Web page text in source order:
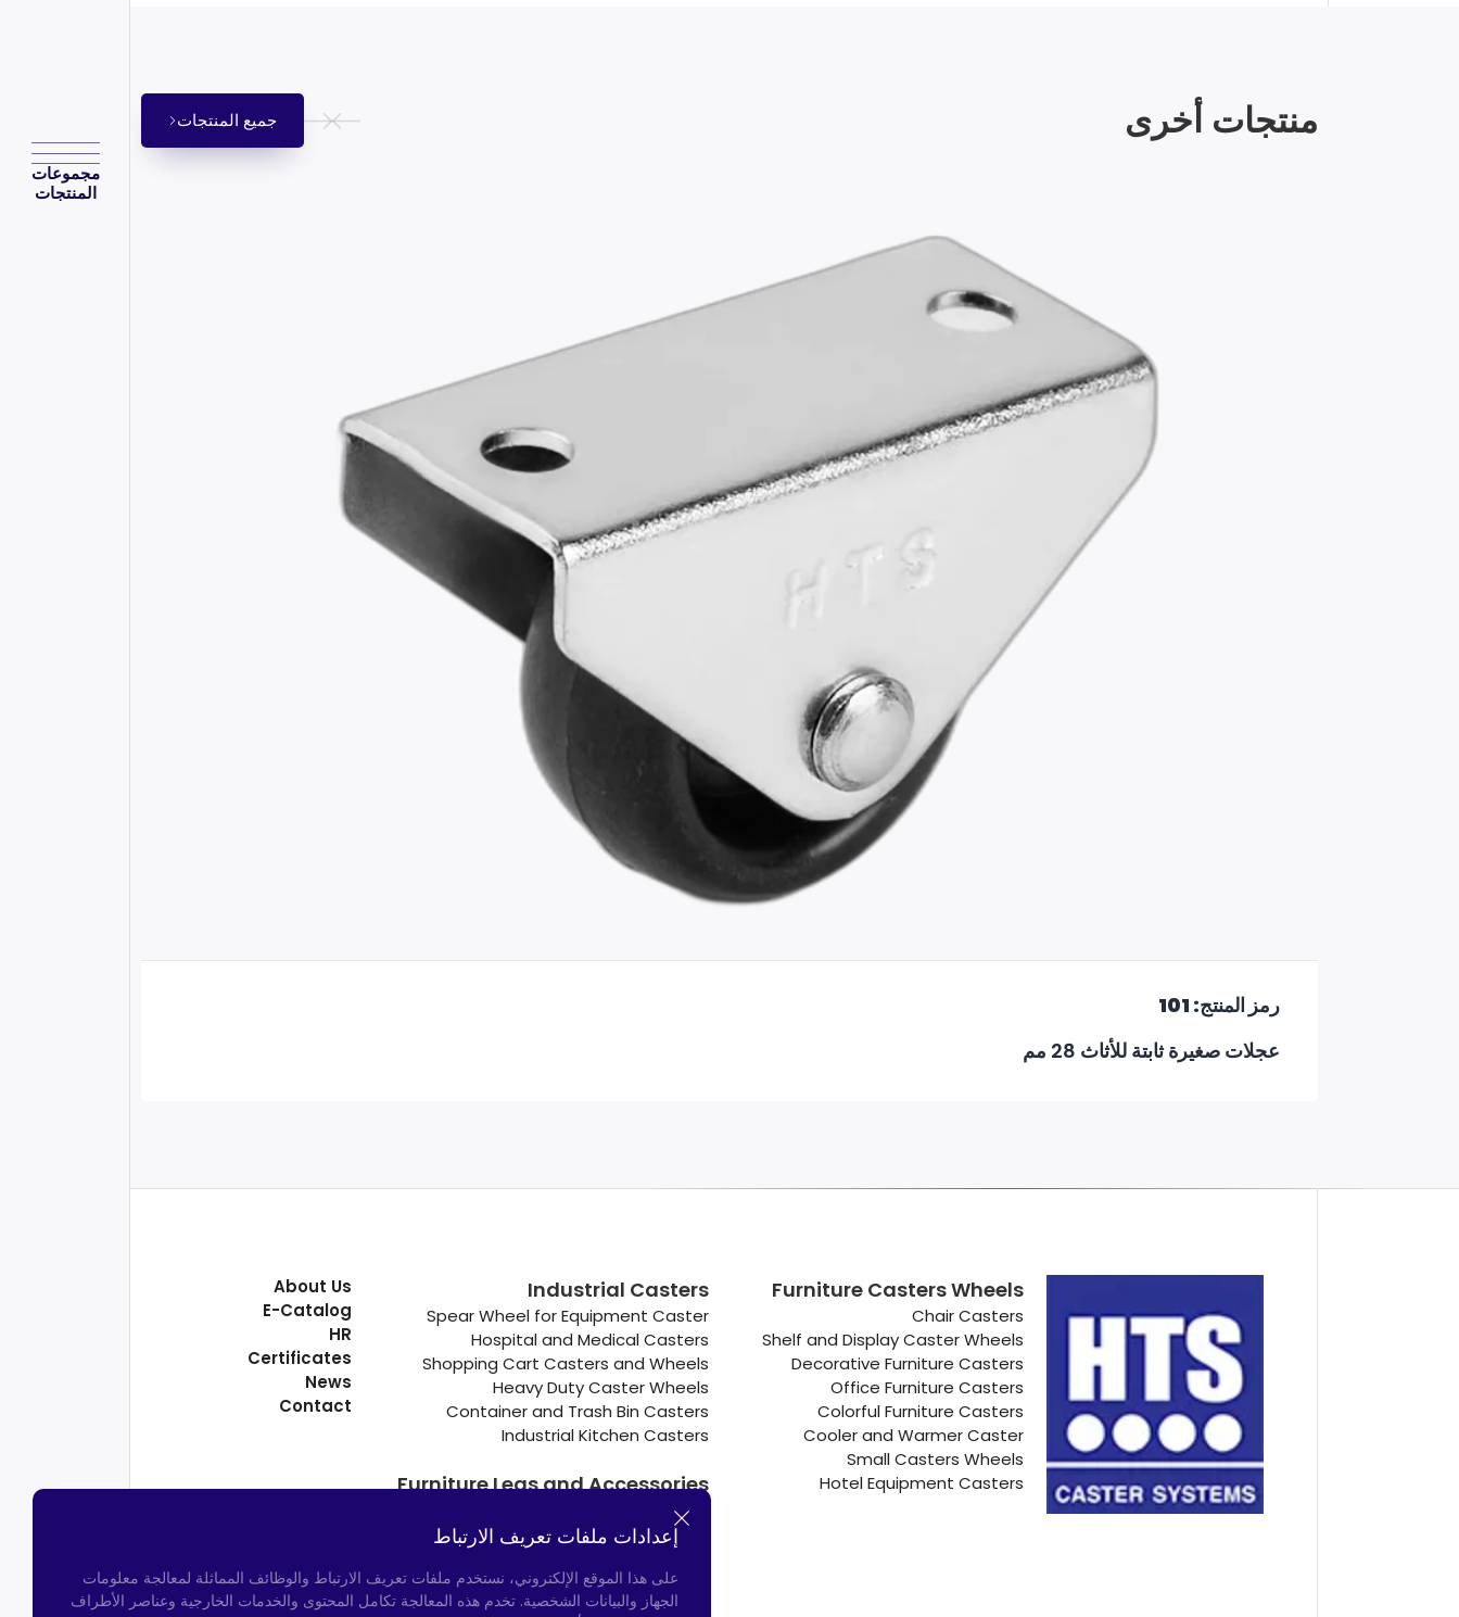
مجموعات
المنتجات
منتجات أخرى جميع المنتجات
رمز المنتج: 101
عجلات صغيرة ثابتة للأثاث 28 مم
Furniture Casters Wheels
Chair Casters
Shelf and Display Caster Wheels
Decorative Furniture Casters
Office Furniture Casters
Colorful Furniture Casters
Cooler and Warmer Caster
Small Casters Wheels
Hotel Equipment Casters
Industrial Casters
Spear Wheel for Equipment Caster
Hospital and Medical Casters
Shopping Cart Casters and Wheels
Heavy Duty Caster Wheels
Container and Trash Bin Casters
Industrial Kitchen Casters
Furniture Legs and Accessories
Connectors
Door Bumpers
About Us
E-Catalog
HR
Certificates
News
Contact
إعدادات ملفات تعريف الارتباط
على هذا الموقع الإلكتروني، نستخدم ملفات تعريف الارتباط والوظائف المماثلة لمعالجة معلومات
الجهاز والبيانات الشخصية. تخدم هذه المعالجة تكامل المحتوى والخدمات الخارجية وعناصر الأطراف